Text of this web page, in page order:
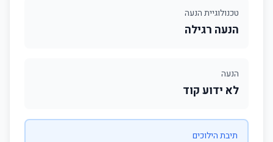
טכנולוגיית הנעה
הנעה רגילה
הנעה
לא ידוע קוד
תיבת הילוכים